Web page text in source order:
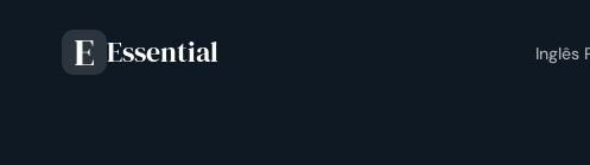
E Essential Inglês